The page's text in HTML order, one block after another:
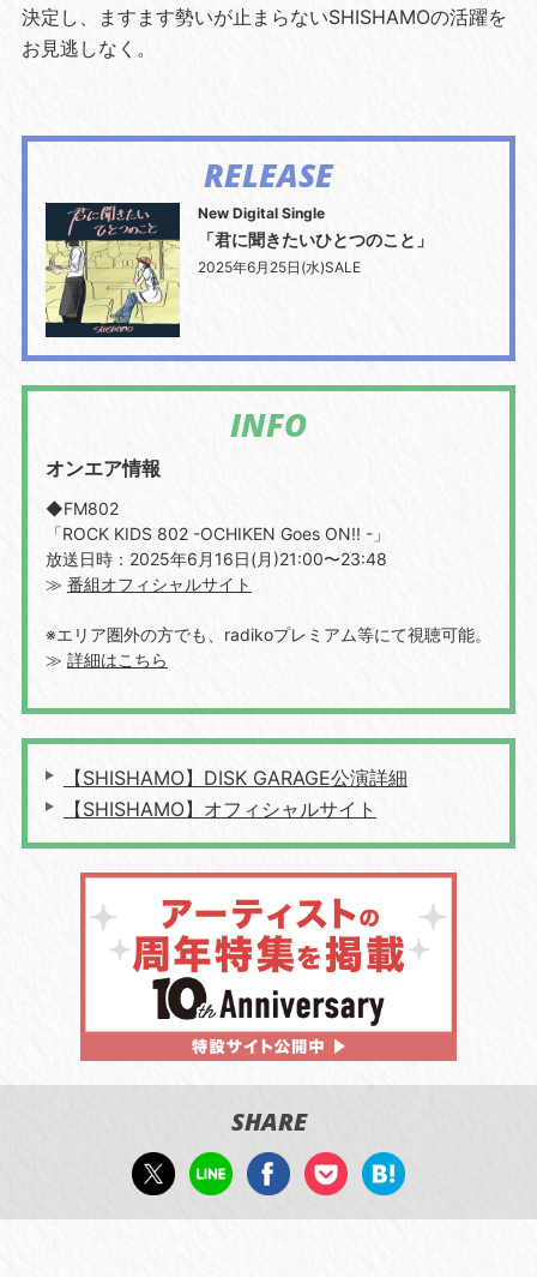
決定し、ますます勢いが止まらないSHISHAMOの活躍を
お見逃しなく。
RELEASE
New Digital Single
「君に聞きたいひとつのこと」
2025年6月25日(水)SALE
INFO
オンエア情報
◆FM802
「ROCK KIDS 802 -OCHIKEN Goes ON!! -」
放送日時：2025年6月16日(月)21:00〜23:48
≫ 番組オフィシャルサイト
※エリア圏外の方でも、radikoプレミアム等にて視聴可能。
≫ 詳細はこちら
【SHISHAMO】DISK GARAGE公演詳細
【SHISHAMO】オフィシャルサイト
SHARE